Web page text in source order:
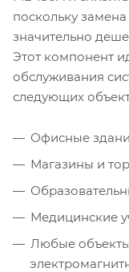
поскольку
значительно
Этот компонент
обслуживания
следующих
Офисные
Магазины и
Медицинские
Любые